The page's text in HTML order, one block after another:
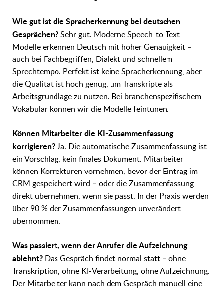
Wie gut ist die Spracherkennung bei deutschen
Gesprächen?Sehr gut. Moderne Speech-to-Text-
Modelle erkennen Deutsch mit hoher Genauigkeit –
auch bei Fachbegriffen, Dialekt und schnellem
Sprechtempo. Perfekt ist keine Spracherkennung, aber
die Qualität ist hoch genug, um Transkripte als
Arbeitsgrundlage zu nutzen. Bei branchenspezifischem
Vokabular können wir die Modelle feintunen.
Können Mitarbeiter die KI-Zusammenfassung
korrigieren?Ja. Die automatische Zusammenfassung ist
ein Vorschlag, kein finales Dokument. Mitarbeiter
können Korrekturen vornehmen, bevor der Eintrag im
CRM gespeichert wird – oder die Zusammenfassung
direkt übernehmen, wenn sie passt. In der Praxis werden
über 90 % der Zusammenfassungen unverändert
übernommen.
Was passiert, wenn der Anrufer die Aufzeichnung
ablehnt?Das Gespräch findet normal statt – ohne
Transkription, ohne KI-Verarbeitung, ohne Aufzeichnung.
Der Mitarbeiter kann nach dem Gespräch manuell eine